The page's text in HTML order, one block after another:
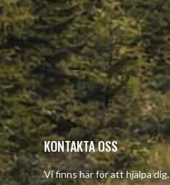
KONTAKTA OSS
Vi finns här för att hjälpa